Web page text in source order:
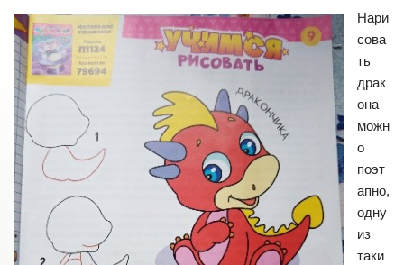
Нари
сова
ть
драк
она
можн
о
поэт
апно,
одну
из
таки